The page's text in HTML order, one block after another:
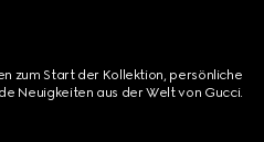
zum Start der Kollektion, persönliche
Neuigkeiten aus der Welt von Gucci.